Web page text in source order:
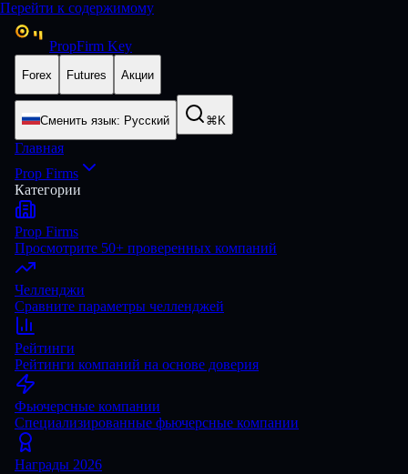
Перейти к содержимому
PropFirm Key
Forex Futures Акции
Сменить язык: Русский ⌘K
Главная
Prop Firms
Категории
Prop Firms
Просмотрите 50+ проверенных компаний
Челленджи
Сравните параметры челленджей
Рейтинги
Рейтинги компаний на основе доверия
Фьючерсные компании
Специализированные фьючерсные компании
Награды 2026